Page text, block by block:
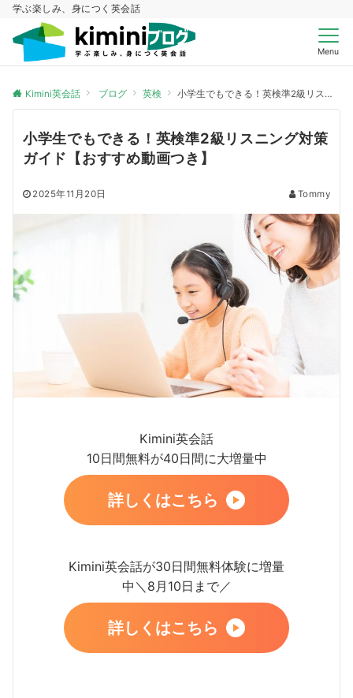
学ぶ楽しみ、身につく英会話
Menu
Kimini英会話 ブログ 英検 小学生でもできる！英検準2級リスニング対策ガイド【おすすめ動画つき】
小学生でもできる！英検準2級リスニング対策
ガイド【おすすめ動画つき】
2025年11月20日 Tommy
Kimini英会話
10日間無料が40日間に大増量中
詳しくはこちら
Kimini英会話が30日間無料体験に増量
中＼8月10日まで／
詳しくはこちら